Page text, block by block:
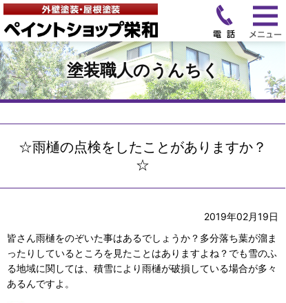
塗装職人のうんちく
☆雨樋の点検をしたことがありますか？
☆
2019年02月19日
皆さん雨樋をのぞいた事はあるでしょうか？多分落ち葉が溜ま
ったりしているところを見たことはありますよね？でも雪のふ
る地域に関しては、積雪により雨樋が破損している場合が多々
あるんですよ。